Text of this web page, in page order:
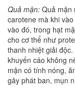
Quả mận: Quả mận
carotene mà khi
vào đó, trong hạt
cho cơ thể như
thanh nhiệt giải
khuyến cáo không
mận có tính nóng,
gây phát ban, mụn